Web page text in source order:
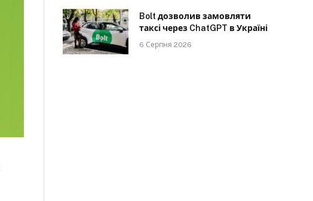
Bolt дозволив замовляти
таксі через ChatGPT в Україні
6 Серпня 2026